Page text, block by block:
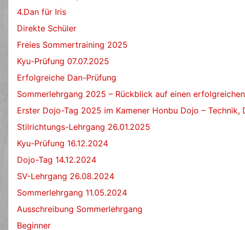
4.Dan für Iris
Direkte Schüler
Freies Sommertraining 2025
Kyu-Prüfung 07.07.2025
Erfolgreiche Dan-Prüfung
Sommerlehrgang 2025 – Rückblick auf einen
Erster Dojo-Tag 2025 im Kamener Honbu Dojo – Technik,
Stilrichtungs-Lehrgang 26.01.2025
Kyu-Prüfung 16.12.2024
Dojo-Tag 14.12.2024
SV-Lehrgang 26.08.2024
Sommerlehrgang 11.05.2024
Ausschreibung Sommerlehrgang
Beginner